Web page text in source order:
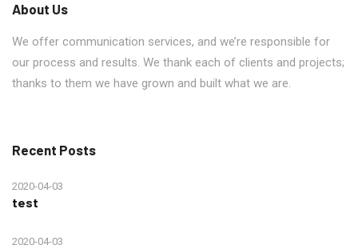
About Us
We offer communication services, and we’re responsible for
our process and results. We thank each of clients and projects;
thanks to them we have grown and built what we are.
Recent Posts
2020-04-03
test
2020-04-03